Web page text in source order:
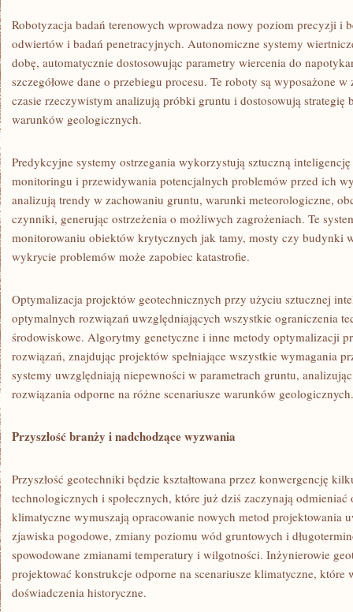
Robotyzacja badań terenowych wprowadza nowy poziom precyzji i
odwiertów i badań penetracyjnych. Autonomiczne systemy
dobę, automatycznie dostosowując parametry wiercenia do
szczegółowe dane o przebiegu procesu. Te roboty są wyposażone
czasie rzeczywistym analizują próbki gruntu i dostosowują strategię
warunków geologicznych.
Predykcyjne systemy ostrzegania wykorzystują sztuczną
monitoringu i przewidywania potencjalnych problemów przed ich
analizują trendy w zachowaniu gruntu, warunki meteorologiczne,
czynniki, generując ostrzeżenia o możliwych zagrożeniach. Te
monitorowaniu obiektów krytycznych jak tamy, mosty czy budynki
wykrycie problemów może zapobiec katastrofie.
Optymalizacja projektów geotechnicznych przy użyciu sztucznej
optymalnych rozwiązań uwzględniających wszystkie ograniczenia
środowiskowe. Algorytmy genetyczne i inne metody optymalizacji
rozwiązań, znajdując projektów spełniające wszystkie wymagania
systemy uwzględniają niepewności w parametrach gruntu,
rozwiązania odporne na różne scenariusze warunków geologicznych.
Przyszłość branży i nadchodzące wyzwania
Przyszłość geotechniki będzie kształtowana przez konwergencję
technologicznych i społecznych, które już dziś zaczynają
klimatyczne wymuszają opracowanie nowych metod projektowania
zjawiska pogodowe, zmiany poziomu wód gruntowych i
spowodowane zmianami temperatury i wilgotności. Inżynierowie
projektować konstrukcje odporne na scenariusze klimatyczne, które
doświadczenia historyczne.